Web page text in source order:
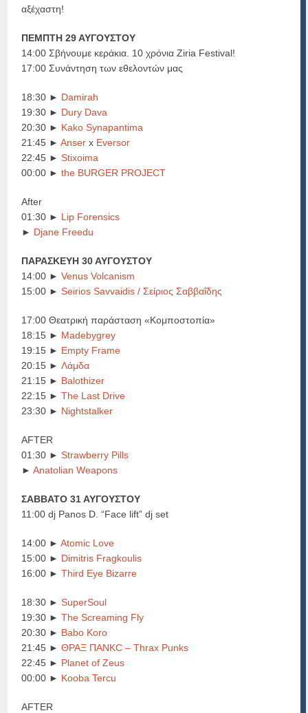
αξέχαστη!
ΠΕΜΠΤΗ 29 ΑΥΓΟΥΣΤΟΥ
14:00 Σβήνουμε κεράκια. 10 χρόνια Ziria Festival!
17:00 Συνάντηση των εθελοντών μας
18:30 ► Damirah
19:30 ► Dury Dava
20:30 ► Kako Synapantima
21:45 ►Anser x Eversor
22:45 ►Stixoima
00:00 ►the BURGER PROJECT
After
01:30 ► Lip Forensics
► Djane Freedu
ΠΑΡΑΣΚΕΥΗ 30 ΑΥΓΟΥΣΤΟΥ
14:00 ►Venus Volcanism
15:00 ►Seirios Savvaidis / Σείριος Σαββαΐδης
17:00 Θεατρική παράσταση «Κομποστοπία»
18:15 ► Madebygrey
19:15 ► Empty Frame
20:15 ►Λάμδα
21:15 ► Balothizer
22:15 ►The Last Drive
23:30 ► Nightstalker
AFTER
01:30 ►Strawberry Pills
►Anatolian Weapons
ΣΑΒΒΑΤΟ 31 ΑΥΓΟΥΣΤΟΥ
11:00 dj Panos D. “Face lift” dj set
14:00 ►Atomic Love
15:00 ► Dimitris Fragkoulis
16:00 ►Third Eye Bizarre
18:30 ►SuperSoul
19:30 ►The Screaming Fly
20:30 ► Babo Koro
21:45 ►ΘΡΑΞ ΠΑΝΚC – Thrax Punks
22:45 ► Planet of Zeus
00:00 ► Kooba Tercu
AFTER